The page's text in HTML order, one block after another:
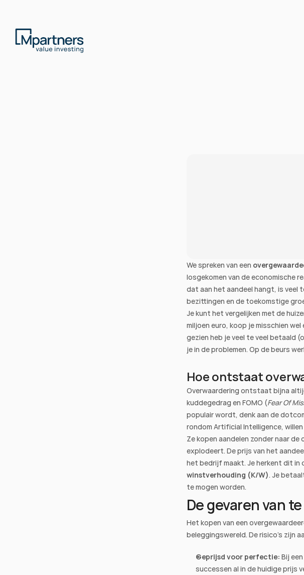
We spreken van een
losgekomen van de economische
dat aan het aandeel hangt, is veel
bezittingen en de toekomstige
Je kunt het vergelijken met de
miljoen euro, koop je misschien
gezien heb je veel te veel betaald
je in de problemen. Op de beurs
Hoe ontstaat
Overwaardering ontstaat bijna
kuddegedrag en FOMO (Fear Of
populair wordt, denk aan de
rondom Artificial Intelligence,
Ze kopen aandelen zonder naar
explodeert. De prijs van het
het bedrijf maakt. Je herkent dit in
winstverhouding (K/W). Je
te mogen worden.
De gevaren van
Het kopen van een
beleggingswereld. De risico's zijn
Geprijsd voor perfectie: Bij
successen al in de huidige prijs